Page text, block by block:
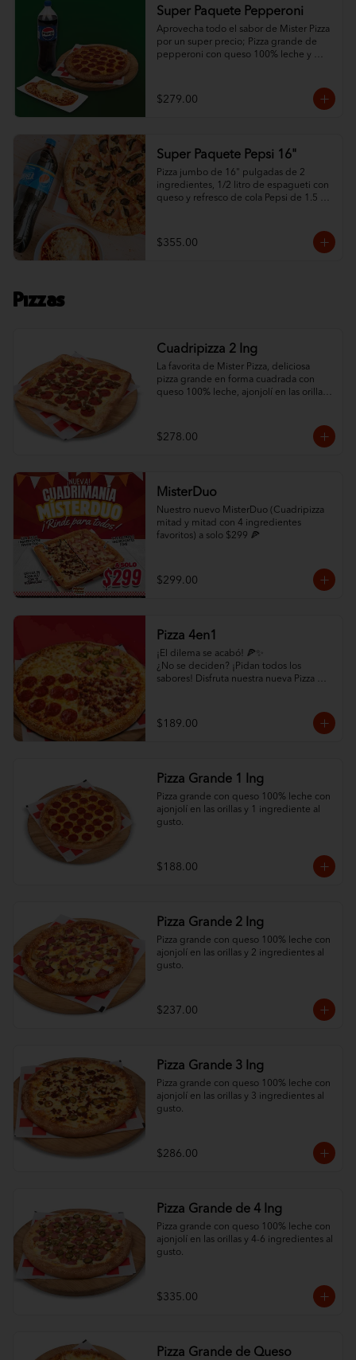
Super Paquete Pepperoni
Aprovecha todo el sabor de Mister Pizza
por un super precio; Pizza grande de
pepperoni con queso 100% leche y
de 1.5 L.
$279.00
Super Paquete Pepsi 16"
Pizza jumbo de 16" pulgadas de 2
ingredientes, 1/2 litro de espagueti con
queso y refresco de cola Pepsi de 1.5
$355.00
Pizzas
Cuadripizza 2 Ing
La favorita de Mister Pizza, deliciosa
pizza grande en forma cuadrada con
queso 100% leche, ajonjolí en las orillas
$278.00
MisterDuo
Nuestro nuevo MisterDuo (Cuadripizza
mitad y mitad con 4 ingredientes
favoritos) a solo $299 🍕
$299.00
Pizza 4en1
¡El dilema se acabó! 🍕✨
¿No se deciden? ¡Pidan todos los
sabores! Disfruta nuestra nueva Pizza
mucho quesoo. ¡Variedad total por solo
$189!
$189.00
Pizza Grande 1 Ing
Pizza grande con queso 100% leche con
ajonjolí en las orillas y 1 ingrediente al
gusto.
$188.00
Pizza Grande 2 Ing
Pizza grande con queso 100% leche con
ajonjolí en las orillas y 2 ingredientes al
gusto.
$237.00
Pizza Grande 3 Ing
Pizza grande con queso 100% leche con
ajonjolí en las orillas y 3 ingredientes al
gusto.
$286.00
Pizza Grande de 4 Ing
Pizza grande con queso 100% leche con
ajonjolí en las orillas y 4-6 ingredientes al
gusto.
$335.00
Pizza Grande de Queso